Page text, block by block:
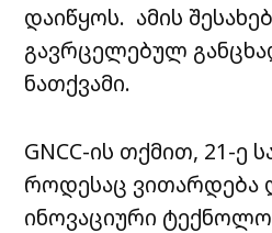
დაიწყოს. ამის
გავრცელებულ
ნათქვამი.
GNCC-ის თქმით, 21-ე
როდესაც ვითარდება
ინოვაციური